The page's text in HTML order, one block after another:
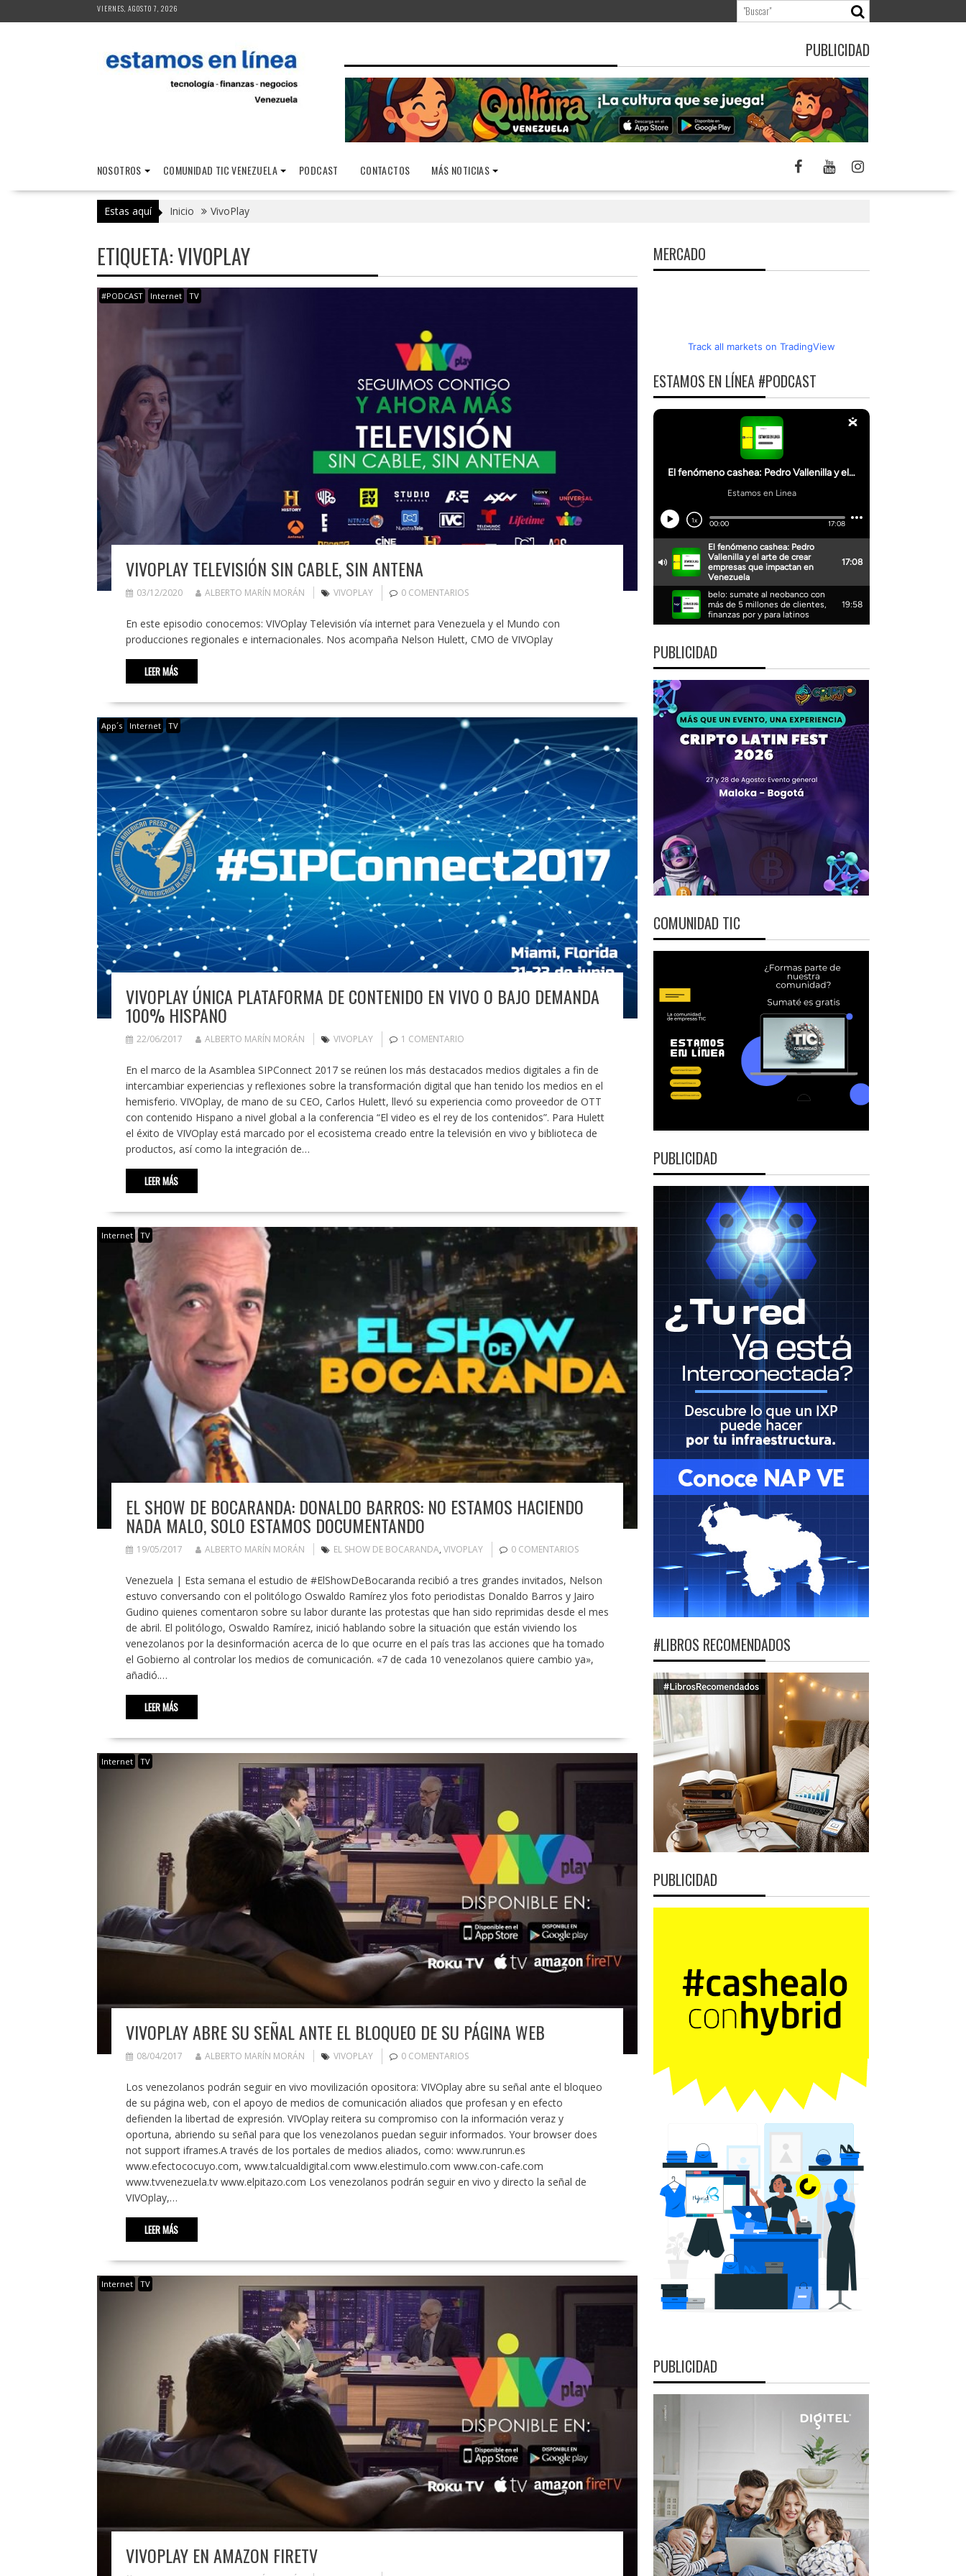
al
VIERNES, AGOSTO 7, 2026
PUBLICIDAD
NOSOTROS COMUNIDAD TIC VENEZUELA PODCAST CONTACTOS MÁS NOTICIAS
Estas aquí Inicio VivoPlay
ETIQUETA:VIVOPLAY
#PODCAST Internet TV
VIVOPLAY TELEVISIÓN SIN CABLE, SIN ANTENA
03/12/2020 ALBERTO MARÍN MORÁN VIVOPLAY 0 COMENTARIOS
En este episodio conocemos: VIVOplay Televisión vía internet para Venezuela y el Mundo con
producciones regionales e internacionales. Nos acompaña Nelson Hulett, CMO de VIVOplay
LEER MÁS
App´s Internet TV
VIVOPLAY ÚNICA PLATAFORMA DE CONTENIDO EN VIVO O BAJO DEMANDA
100% HISPANO
22/06/2017 ALBERTO MARÍN MORÁN VIVOPLAY 1 COMENTARIO
En el marco de la Asamblea SIPConnect 2017 se reúnen los más destacados medios digitales a fin de
intercambiar experiencias y reflexiones sobre la transformación digital que han tenido los medios en el
hemisferio. VIVOplay, de mano de su CEO, Carlos Hulett, llevó su experiencia como proveedor de OTT
con contenido Hispano a nivel global a la conferencia “El video es el rey de los contenidos”. Para Hulett
el éxito de VIVOplay está marcado por el ecosistema creado entre la televisión en vivo y biblioteca de
productos, así como la integración de…
LEER MÁS
Internet TV
EL SHOW DE BOCARANDA: DONALDO BARROS: NO ESTAMOS HACIENDO
NADA MALO, SOLO ESTAMOS DOCUMENTANDO
19/05/2017 ALBERTO MARÍN MORÁN EL SHOW DE BOCARANDA, VIVOPLAY 0 COMENTARIOS
Venezuela | Esta semana el estudio de #ElShowDeBocaranda recibió a tres grandes invitados, Nelson
estuvo conversando con el politólogo Oswaldo Ramírez ylos foto periodistas Donaldo Barros y Jairo
Gudino quienes comentaron sobre su labor durante las protestas que han sido reprimidas desde el mes
de abril. El politólogo, Oswaldo Ramírez, inició hablando sobre la situación que están viviendo los
venezolanos por la desinformación acerca de lo que ocurre en el país tras las acciones que ha tomado
el Gobierno al controlar los medios de comunicación. «7 de cada 10 venezolanos quiere cambio ya»,
añadió.…
LEER MÁS
Internet TV
VIVOPLAY ABRE SU SEÑAL ANTE EL BLOQUEO DE SU PÁGINA WEB
08/04/2017 ALBERTO MARÍN MORÁN VIVOPLAY 0 COMENTARIOS
Los venezolanos podrán seguir en vivo movilización opositora: VIVOplay abre su señal ante el bloqueo
de su página web, con el apoyo de medios de comunicación aliados que profesan y en efecto
defienden la libertad de expresión. VIVOplay reitera su compromiso con la información veraz y
oportuna, abriendo su señal para que los venezolanos puedan seguir informados. Your browser does
not support iframes.A través de los portales de medios aliados, como: www.runrun.es
www.efectococuyo.com, www.talcualdigital.com www.elestimulo.com www.con-cafe.com
www.tvvenezuela.tv www.elpitazo.com Los venezolanos podrán seguir en vivo y directo la señal de
VIVOplay,…
LEER MÁS
Internet TV
VIVOPLAY EN AMAZON FIRETV
MERCADO
Track all markets on TradingView
ESTAMOS EN LÍNEA #PODCAST
PUBLICIDAD
COMUNIDAD TIC
PUBLICIDAD
#LIBROS RECOMENDADOS
PUBLICIDAD
PUBLICIDAD